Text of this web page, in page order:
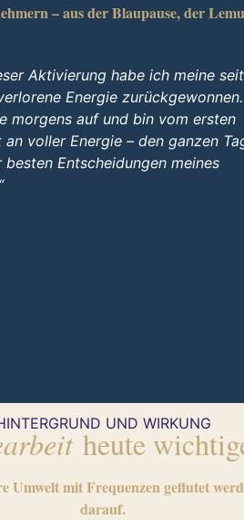
– aus der Blaupause, der
Aktivierung habe ich meine seit
Energie zurückgewonnen.
morgens auf und bin vom ersten
an voller Energie – den ganzen
besten Entscheidungen meines
UND WIRKUNG
heute
mit Frequenzen geflutet
darauf.